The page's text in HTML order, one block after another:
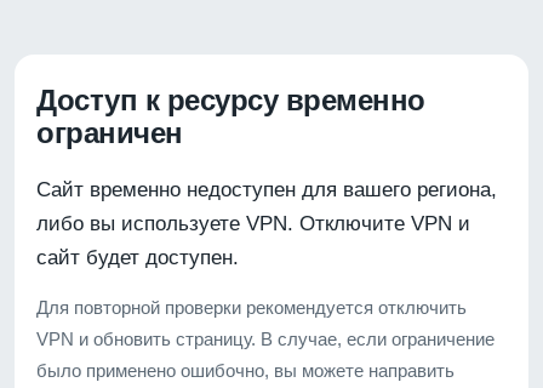
Доступ к ресурсу временно
ограничен
Сайт временно недоступен для вашего региона,
либо вы используете VPN. Отключите VPN и
сайт будет доступен.
Для повторной проверки рекомендуется отключить
VPN и обновить страницу. В случае, если ограничение
было применено ошибочно, вы можете направить